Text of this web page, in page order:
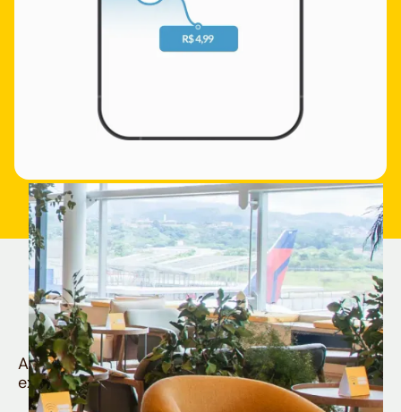
Quem é Nomad tem
muito mais
Aproveite todos os benefícios e vantagens
exclusivas da sua Conta Internacional